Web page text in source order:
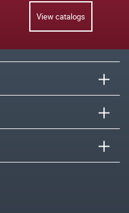
View catalogs